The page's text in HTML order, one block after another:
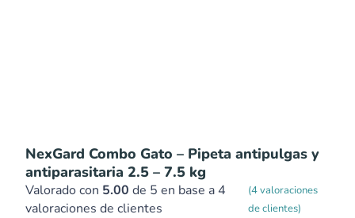
NexGard Combo Gato – Pipeta antipulgas y
antiparasitaria 2.5 – 7.5 kg
Valorado con 5.00 de 5 en base a 4
valoraciones de clientes
(4valoraciones
de clientes)